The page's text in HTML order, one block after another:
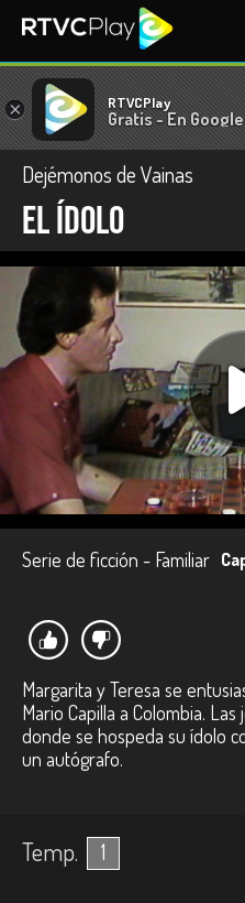
× RTVCPlay
Gratis - En
Dejémonos de Vainas
El ídolo
Serie de ficción - Familiar
Margarita y Teresa se
Mario Capilla a Colombia.
donde se hospeda su ídolo
un autógrafo.
Temp. 1